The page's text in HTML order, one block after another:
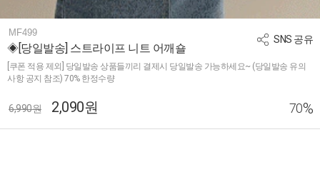
SNS 공유
MF499
◈[당일발송] 스트라이프 니트 어깨숄
[쿠폰 적용 제외] 당일발송 상품들끼리 결제시 당일발송 가능하세요~ (당일발송 유의
사항 공지 참조) 70% 한정수량
6,990원 2,090원 70%